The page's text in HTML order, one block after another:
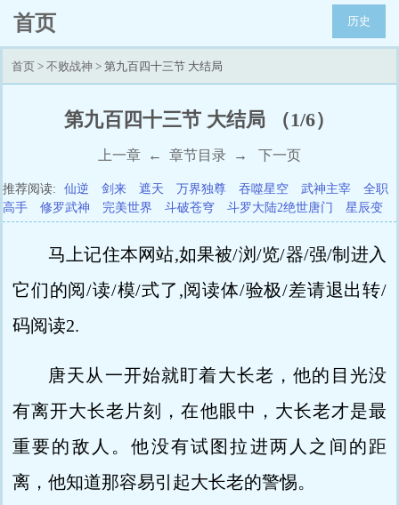
首页 历史
首页 > 不败战神 > 第九百四十三节 大结局
第九百四十三节 大结局 （1/6）
上一章 ← 章节目录 → 下一页
推荐阅读: 仙逆 剑来 遮天 万界独尊 吞噬星空 武神主宰
全职
高手
修罗武神 完美世界 斗破苍穹 斗罗大陆2绝世唐门 星辰变
马上记住本网站,如果被/浏/览/器/强/制进入
它们的阅/读/模/式了,阅读体/验极/差请退出转/
码阅读2.
唐天从一开始就盯着大长老，他的目光没
有离开大长老片刻，在他眼中，大长老才是最
重要的敌人。他没有试图拉进两人之间的距
离，他知道那容易引起大长老的警惕。